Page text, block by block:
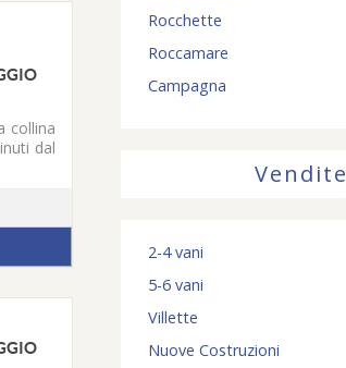
collina
dal
Rocchette
Roccamare
Campagna
Vendite
2-4 vani
5-6 vani
Villette
Nuove Costruzioni